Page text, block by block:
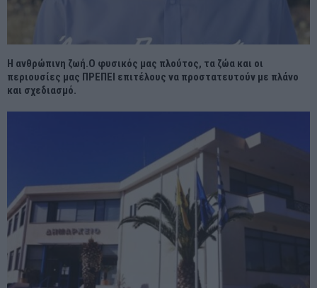
Η ανθρώπινη ζωή.Ο φυσικός μας πλούτος, τα ζώα και οι
περιουσίες μας ΠΡΕΠΕΙ επιτέλους να προστατευτούν με πλάνο
και σχεδιασμό.